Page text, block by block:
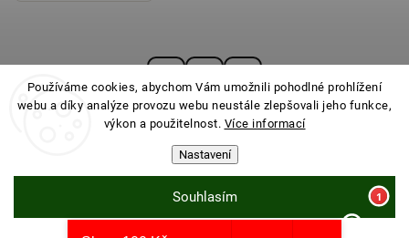
Používáme cookies, abychom Vám umožnili pohodlné prohlížení
webu a díky analýze provozu webu neustále zlepšovali jeho funkce,
výkon a použitelnost. Více informací
Nastavení
Souhlasím
PONOŽKOVNA· Všechna práva vyhrazena ·
Nastavení cookies